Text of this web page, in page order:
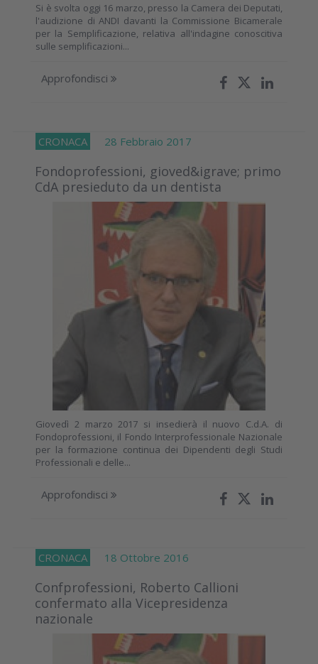
Si è svolta oggi 16 marzo, presso la Camera dei Deputati,
l'audizione di ANDI davanti la Commissione Bicamerale
per la Semplificazione, relativa all'indagine conoscitiva
sulle semplificazioni...
Approfondisci
CRONACA 28 Febbraio 2017
Fondoprofessioni, gioved&igrave; primo
CdA presieduto da un dentista
Giovedì 2 marzo 2017 si insedierà il nuovo C.d.A. di
Fondoprofessioni, il Fondo Interprofessionale Nazionale
per la formazione continua dei Dipendenti degli Studi
Professionali e delle...
Approfondisci
CRONACA 18 Ottobre 2016
Confprofessioni, Roberto Callioni
confermato alla Vicepresidenza
nazionale